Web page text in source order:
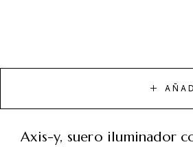
axis-y, suero iluminador